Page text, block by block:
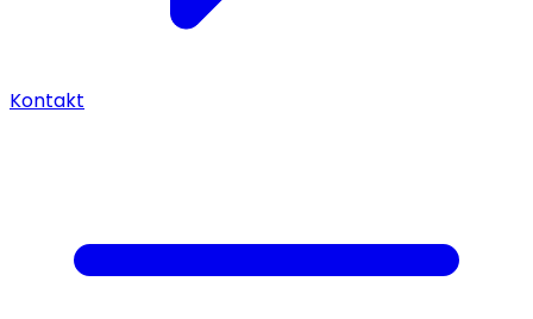
Kontakt